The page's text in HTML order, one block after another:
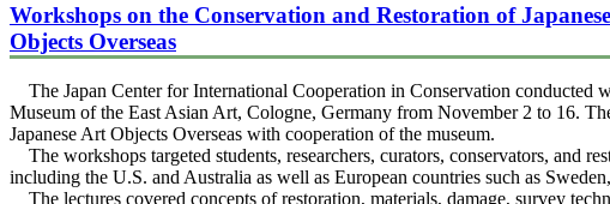
Workshops on the Conservation and Restoration of
Objects Overseas
The Japan Center for International Cooperation in Conservation conducted
Museum of the East Asian Art, Cologne, Germany from November 2 to 16.
Japanese Art Objects Overseas with cooperation of the museum.
The workshops targeted students, researchers, curators, conservators, and
including the U.S. and Australia as well as European countries such as
The lectures covered concepts of restoration, materials, damage, survey